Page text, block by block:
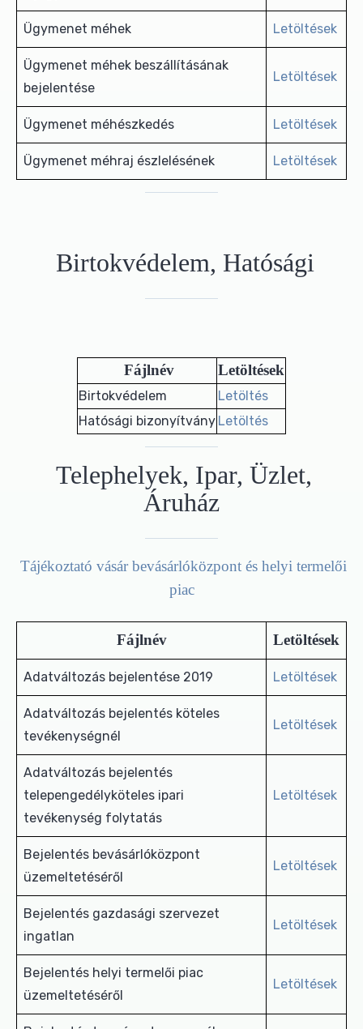
Ügymenet méhek Letöltések
Ügymenet méhek beszállításának
bejelentése
Letöltések
Ügymenet méhészkedés Letöltések
Ügymenet méhraj észlelésének Letöltések
Birtokvédelem, Hatósági
Fájlnév Letöltések
Birtokvédelem
Letöltés
Hatósági bizonyítvány Letöltés
Telephelyek, Ipar, Üzlet,
Áruház
Tájékoztató vásár bevásárlóközpont és helyi termelői
piac
Fájlnév Letöltések
Adatváltozás bejelentése 2019 Letöltések
Adatváltozás bejelentés köteles
tevékenységnél
Letöltések
Adatváltozás bejelentés
telepengedélyköteles ipari
tevékenység folytatás
Letöltések
Bejelentés bevásárlóközpont
üzemeltetéséről
Letöltések
Bejelentés gazdasági szervezet
ingatlan
Letöltések
Bejelentés helyi termelői piac
üzemeltetéséről
Letöltések